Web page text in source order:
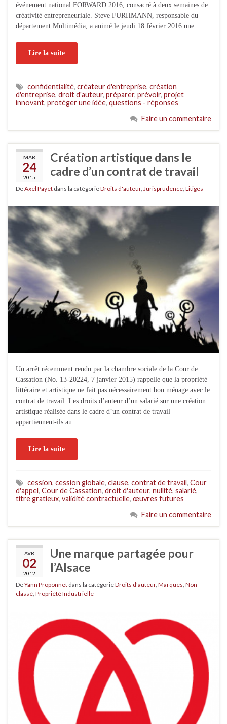
événement national FORWARD 2016, consacré à deux semaines de
créativité entrepreneuriale. Steve FURHMANN, responsable du
département Multimédia, a animé le jeudi 18 février 2016 une …
Lire la suite
confidentialité, créateur d'entreprise, création
d'entreprise, droit d'auteur, préparer, prévoir, projet
innovant, protéger une idée, questions - réponses
Faire un commentaire
MAR
24
2015
Création artistique dans le
cadre d’un contrat de travail
DeAxel Payet dans la catégorieDroits d'auteur, Jurisprudence Litiges
Un arrêt récemment rendu par la chambre sociale de la Cour de
Cassation (No. 13-20224, 7 janvier 2015) rappelle que la propriété
littéraire et artistique ne fait pas nécessairement bon ménage avec le
contrat de travail. Les droits d’auteur d’un salarié sur une création
artistique réalisée dans le cadre d’un contrat de travail
appartiennent-ils au …
Lire la suite
cession, cession globale, clause, contrat de travail, Cour
d'appel, Cour de Cassation, droit d'auteur, nullité, salarié,
titre gratieux, validité contractuelle, œuvres futures
Faire un commentaire
AVR
02
2012
Une marque partagée pour
l’Alsace
DeYann Proponnet dans la catégorieDroits d'auteur, Marques, Non
classé, Propriété Industrielle